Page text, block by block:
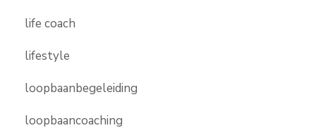
life coach
lifestyle
loopbaanbegeleiding
loopbaancoaching